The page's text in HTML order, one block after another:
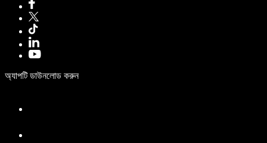
অ্যাপটি ডাউনলোড করুন